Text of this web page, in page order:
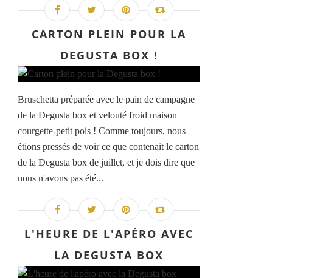
CARTON PLEIN POUR LA
DEGUSTA BOX !
Bruschetta préparée avec le pain de campagne
de la Degusta box et velouté froid maison
courgette-petit pois ! Comme toujours, nous
étions pressés de voir ce que contenait le carton
de la Degusta box de juillet, et je dois dire que
nous n'avons pas été...
L'HEURE DE L'APÉRO AVEC
LA DEGUSTA BOX